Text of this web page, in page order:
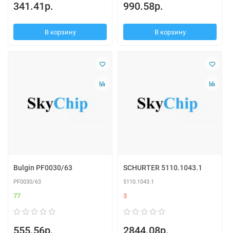
341.41р.
В корзину
990.58р.
В корзину
Bulgin PF0030/63
PF0030/63
77
555.56р.
SCHURTER 5110.1043.1
5110.1043.1
3
2844.08р.